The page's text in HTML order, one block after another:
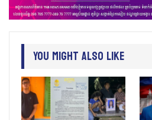
You Might Also Like